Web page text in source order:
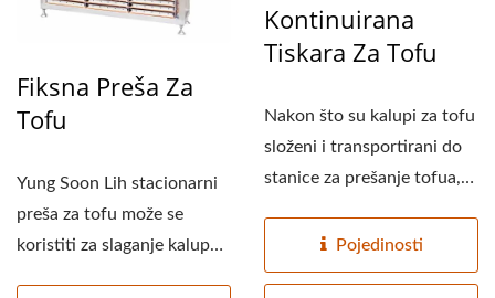
Fiksna Preša Za
Tofu
Yung Soon Lih stacionarni
preša za tofu može se
koristiti za slaganje kalupa
Kontinuirana
Tiskara Za Tofu
Nakon što su kalupi za tofu
složeni i transportirani do
stanice za prešanje tofua,
Pojedinosti